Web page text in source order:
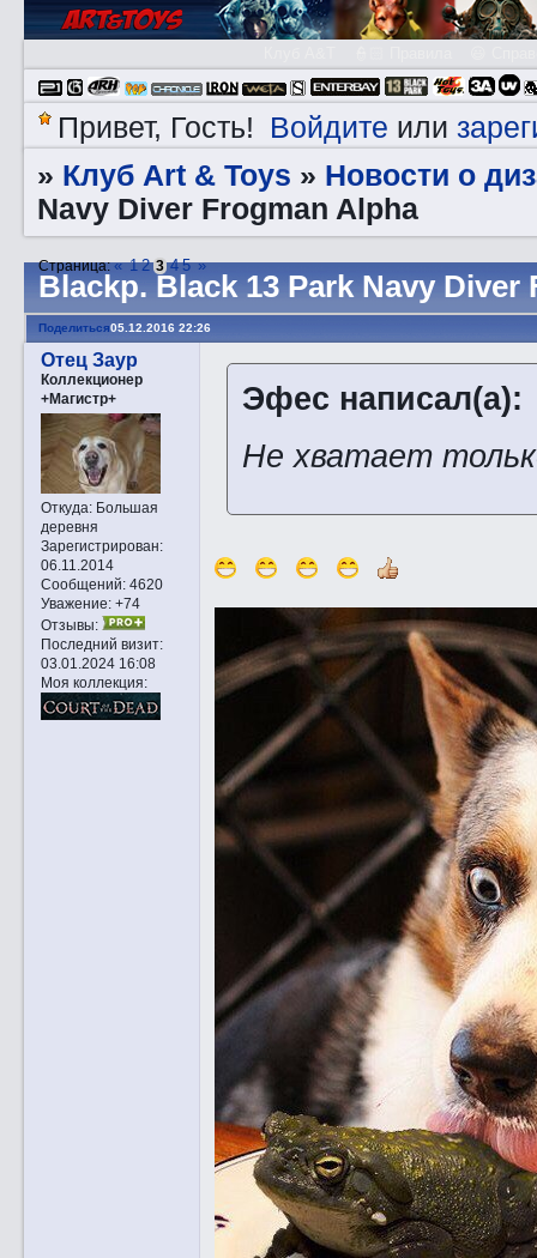
Привет, Гость! Войдите или
» Клуб Art & Toys » Новости о
Navy Diver Frogman Alpha
Blаckp. Black 13 Park Navy Diver
Страница:« 1 2 3 4 5 »
Поделиться05.12.2016 22:26
Отец Заур
Коллекционер
+Магистр+
Откуда:Большая
деревня
Зарегистрирован:
06.11.2014
Сообщений:4620
Уважение: +74
Отзывы:
Последний визит:
03.01.2024 16:08
Моя коллекция:
Эфес написал(а):
Не хватает